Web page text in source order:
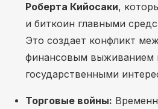
Роберта Кийосаки,
и биткоин главными
Это создает конфликт
финансовым выживанием
государственными
Торговые войны: